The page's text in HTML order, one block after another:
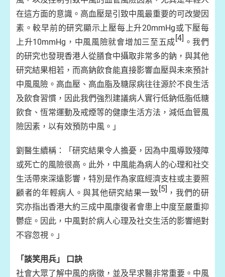
在這方面的意識。高血壓是引致中風最重要的可改變因
素。較早前的研究顯示上壓每上升20mmHg或下壓每
上升10mmHg，中風風險就會增加三至五成[4] 。我們
的研究也發現香港人從膳食中攝取非常多的鈉，與其他
研究結果相若，而高鈉飲食能直接影響血壓與未來預計
中風風險。高血壓、高血脂及糖尿病往往源於不良生活
及飲食習慣，因此我們強烈建議病人實行低鈉低脂低糖
飲食、恆常運動及戒煙等的健康生活方法，減低血管風
險因素，以有效預防中風。」
劉醫生續稱：「研究結果令人擔憂，因為中風導致殘障
或死亡的風險很高。此外，中風能為病人的心理和社交
生活帶來深遠影響，特別是作為家庭經濟支柱或主要照
顧者的年輕病人。與其他研究結果一致 [5] ，我們的研
究亦指出香港大約三成中風康復者會患上中度至嚴重抑
鬱症。因此，中風對於病人心理及社交生活的影響絕對
不容忽視。」
「談笑用兵」 口訣
社會大眾了解中風的病徵，並及早求醫非常重要。中風